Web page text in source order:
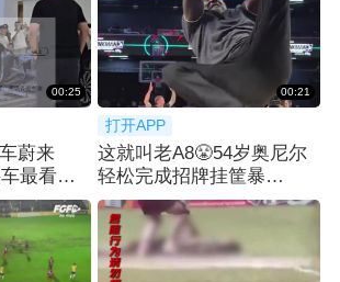
00:25
蔚来
最看重
00:21
打开APP
这就叫老A8😤54岁奥尼尔
轻松完成招牌挂筐暴
扣！！！